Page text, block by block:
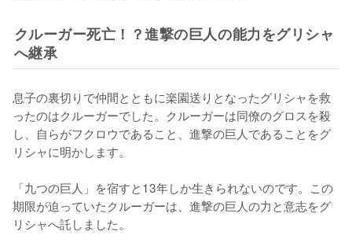
クルーガー死亡！？進撃の巨人の能力をグリシャ
へ継承
息子の裏切りで仲間とともに楽園送りとなったグリシャを救
ったのはクルーガーでした。クルーガーは同僚のグロスを殺
し、自らがフクロウであること、進撃の巨人であることをグ
リシャに明かします。
「九つの巨人」を宿すと13年しか生きられないのです。この
期限が迫っていたクルーガーは、進撃の巨人の力と意志をグ
リシャへ託しました。